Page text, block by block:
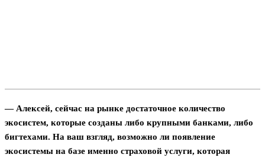
— Алексей, сейчас на рынке достаточное количество
экосистем, которые созданы либо крупными банками, либо
бигтехами. На ваш взгляд, возможно ли появление
экосистемы на базе именно страховой услуги, которая